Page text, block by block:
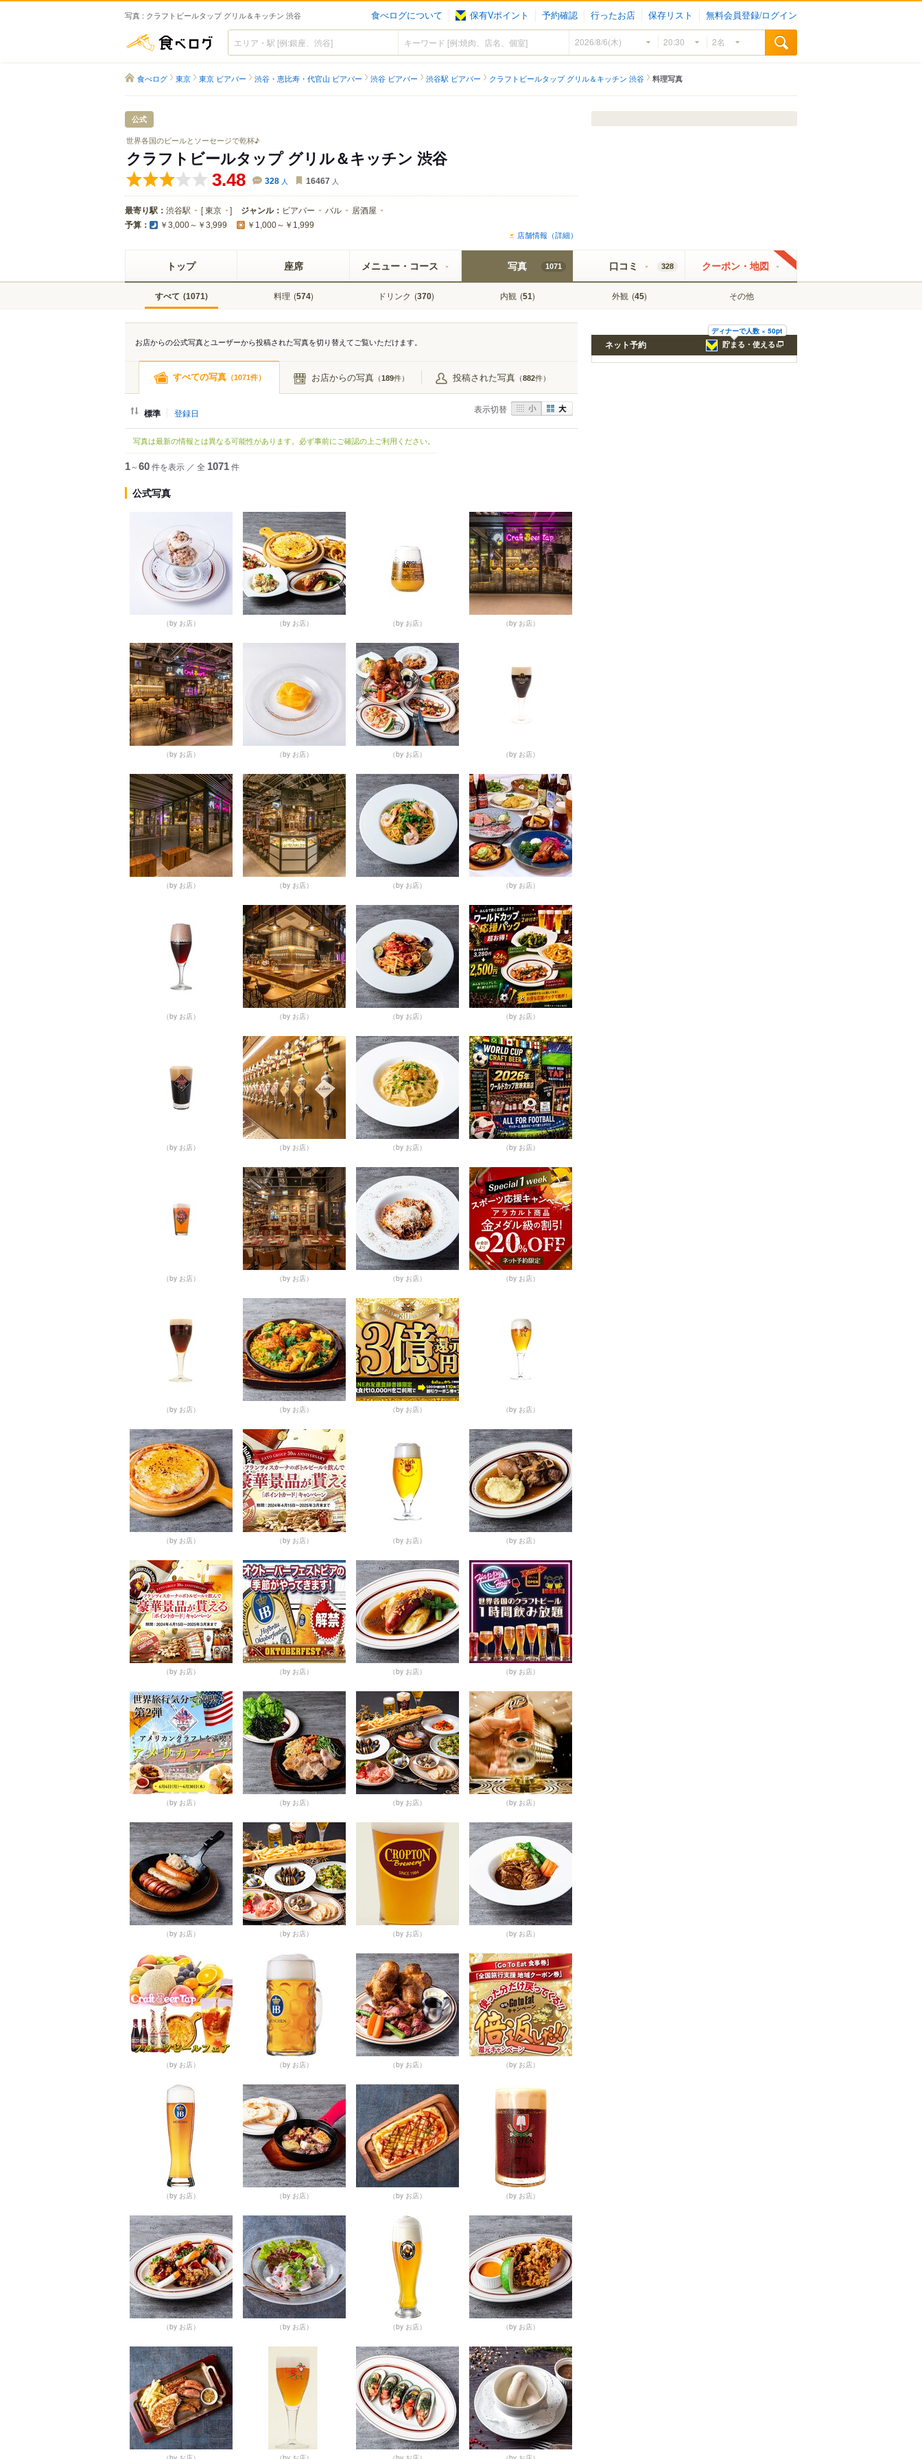
写真 : クラフトビールタップ グリル＆キッチン 渋谷 食べログについて 保有Vポイント 予約確認 行ったお店 保存リスト 無料会員登録/ログイン
食べログ
食べログ 東京 東京 ビアバー 渋谷・恵比寿・代官山 ビアバー 渋谷 ビアバー 渋谷駅 ビアバー クラフトビールタップ グリル＆キッチン 渋谷 料理写真
公式
世界各国のビールとソーセージで乾杯♪
クラフトビールタップ グリル＆キッチン 渋谷
3.48 328 人 16467 人
最寄り駅： 渋谷駅 [東京 ] ジャンル： ビアバー バル 居酒屋
予算： ￥3,000～￥3,999 ￥1,000～￥1,999
店舗情報（詳細）
トップ 座席 メニュー・コース 写真 1071
すべて (1071) 料理 (574) ドリンク (370) 内観 (51) 外観 (45) その他
口コミ 328 クーポン・地図
お店からの公式写真とユーザーから投稿された写真を切り替えてご覧いただけます。
すべての写真（1071件） お店からの写真（189件） 投稿された写真 （882件）
標準 登録日 表示切替
写真は最新の情報とは異なる可能性があります。必ず事前にご確認の上ご利用ください。
1～60件を表示 ／ 全 1071件
公式写真
（by お店） （by お店） （by お店） （by お店）
（by お店） （by お店） （by お店） （by お店）
（by お店） （by お店） （by お店） （by お店）
（by お店） （by お店） （by お店） （by お店）
（by お店） （by お店） （by お店） （by お店）
（by お店） （by お店） （by お店） （by お店）
（by お店） （by お店） （by お店） （by お店）
（by お店） （by お店） （by お店） （by お店）
（by お店） （by お店） （by お店） （by お店）
（by お店） （by お店） （by お店） （by お店）
（by お店） （by お店） （by お店） （by お店）
（by お店） （by お店） （by お店） （by お店）
（by お店） （by お店） （by お店） （by お店）
（by お店） （by お店） （by お店） （by お店）
ディナーで人数 × 50pt
貯まる・使える
ネット予約